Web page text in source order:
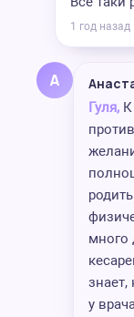
1 год назад
А
Гуля,
много
знает,
у